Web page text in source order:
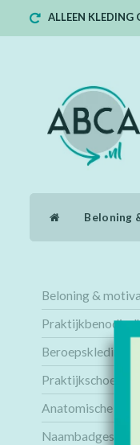
ALLEEN KLEDING
Beloning
Beloning &
Beroepskleding
Praktijkschoenen
Anatomische
Naambadges